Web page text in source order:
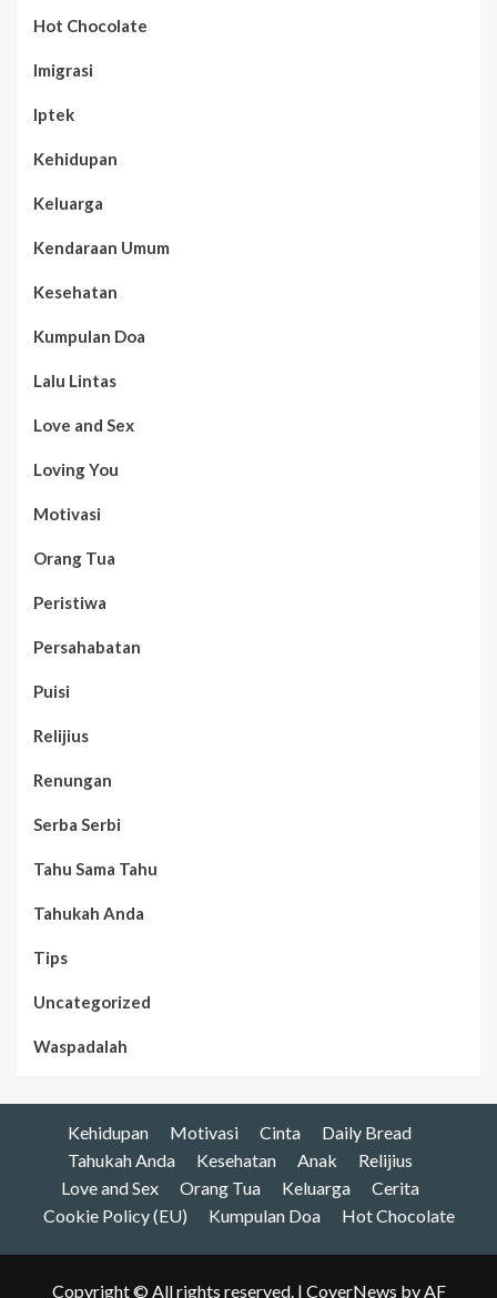
Hot Chocolate
Imigrasi
Iptek
Kehidupan
Keluarga
Kendaraan Umum
Kesehatan
Kumpulan Doa
Lalu Lintas
Love and Sex
Loving You
Motivasi
Orang Tua
Peristiwa
Persahabatan
Puisi
Relijius
Renungan
Serba Serbi
Tahu Sama Tahu
Tahukah Anda
Tips
Uncategorized
Waspadalah
Kehidupan Motivasi Cinta
Daily Bread
Tahukah Anda
Kesehatan Anak
Relijius
Love and Sex
Orang Tua Keluarga
Cerita
Cookie Policy (EU)
Kumpulan Doa Hot Chocolate
Copyright © All rights reserved. | CoverNews by AF